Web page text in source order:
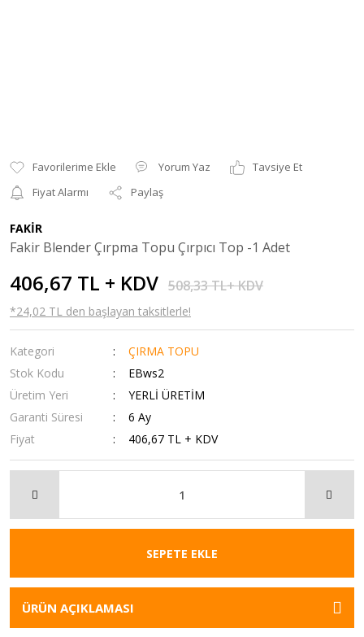
Yorum Yaz
Tavsiye Et
Fiyat Alarmı
Paylaş
FAKİR
Fakir Blender Çırpma Topu Çırpıcı Top -1 Adet
406,67 TL + KDV 508,33 TL+ KDV
*24,02 TL den başlayan taksitlerle!
Kategori
ÇIRMA TOPU
Stok Kodu
EBws2
Üretim Yeri
YERLİ ÜRETİM
Garanti Süresi
6 Ay
Fiyat
406,67 TL + KDV
SEPETE EKLE
ÜRÜN AÇIKLAMASI